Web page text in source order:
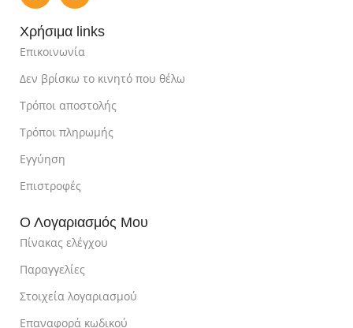
Χρήσιμα links
Επικοινωνία
Δεν βρίσκω το κινητό που θέλω
Τρόποι αποστολής
Τρόποι πληρωμής
Εγγύηση
Επιστροφές
Ο Λογαριασμός Μου
Πίνακας ελέγχου
Παραγγελίες
Στοιχεία λογαριασμού
Επαναφορά κωδικού